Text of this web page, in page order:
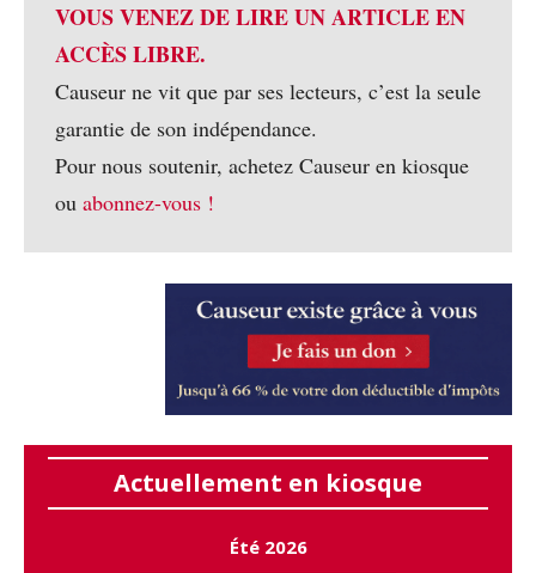
VOUS VENEZ DE LIRE UN ARTICLE EN
ACCÈS LIBRE.
Causeur ne vit que par ses lecteurs, c’est la seule
garantie de son indépendance.
Pour nous soutenir, achetez Causeur en kiosque
ou abonnez-vous !
Actuellement en kiosque
Été 2026